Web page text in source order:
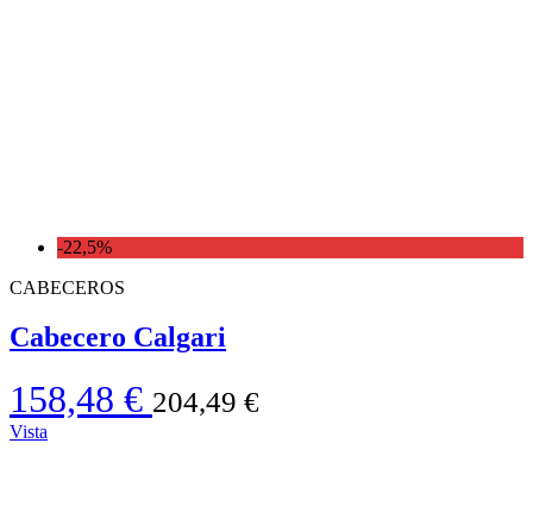
-22,5%
CABECEROS
Cabecero Calgari
158,48 € 204,49 €
Vista